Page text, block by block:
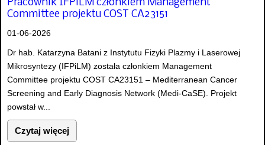
Pracownik IFPiLM członkiem Management
Committee projektu COST CA23151
01-06-2026
Dr hab. Katarzyna Batani z Instytutu Fizyki Plazmy i Laserowej
Mikrosyntezy (IFPiLM) została członkiem Management
Committee projektu COST CA23151 – Mediterranean Cancer
Screening and Early Diagnosis Network (Medi-CaSE). Projekt
powstał w...
Czytaj więcej